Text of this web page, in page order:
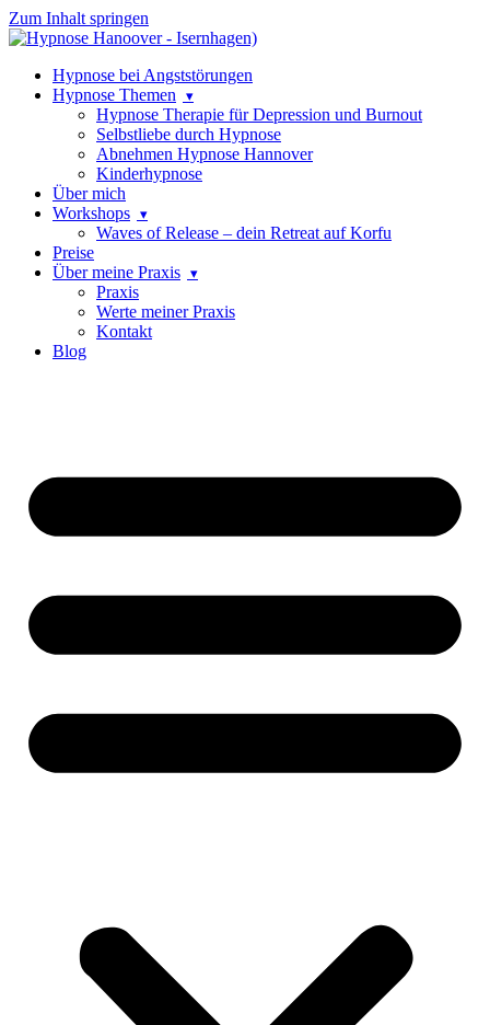
Zum Inhalt springen
Hypnose bei Angststörungen
Hypnose Themen
Hypnose Therapie für Depression und Burnout
Selbstliebe durch Hypnose
Abnehmen Hypnose Hannover
Kinderhypnose
Über mich
Workshops
Waves of Release – dein Retreat auf Korfu
Preise
Über meine Praxis
Praxis
Werte meiner Praxis
Kontakt
Blog